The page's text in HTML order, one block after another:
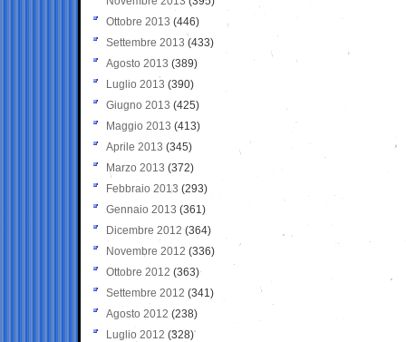
Ottobre 2013 (446)
Settembre 2013 (433)
Agosto 2013 (389)
Luglio 2013 (390)
Giugno 2013 (425)
Maggio 2013 (413)
Aprile 2013 (345)
Marzo 2013 (372)
Febbraio 2013 (293)
Gennaio 2013 (361)
Dicembre 2012 (364)
Novembre 2012 (336)
Ottobre 2012 (363)
Settembre 2012 (341)
Agosto 2012 (238)
Luglio 2012 (328)